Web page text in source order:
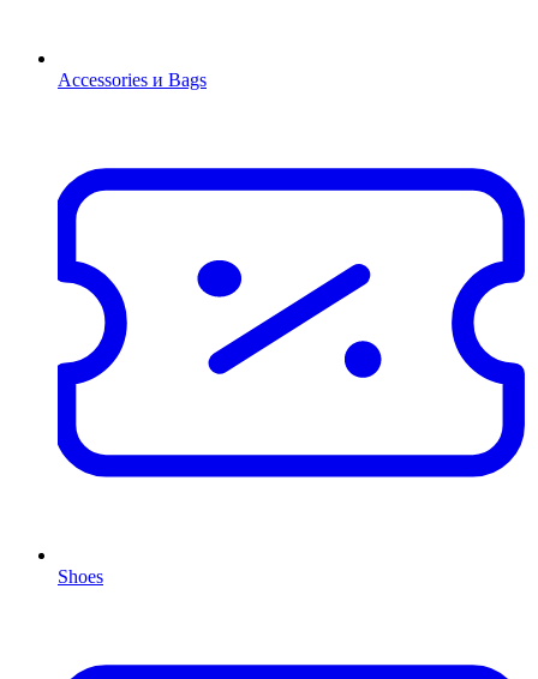
Accessories и Bags
Shoes